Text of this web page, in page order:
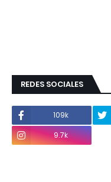
REDES SOCIALES
109k
9.7k